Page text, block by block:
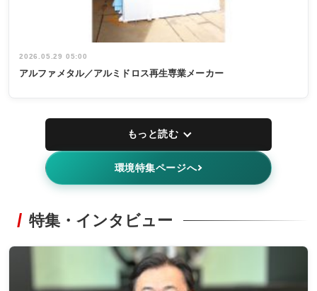
2026.05.29 05:00
アルファメタル／アルミドロス再生専業メーカー
もっと読む
環境特集ページへ
特集・インタビュー